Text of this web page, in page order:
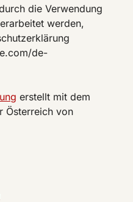
die Verwendung
werden,
de-
erstellt mit dem
Österreich von